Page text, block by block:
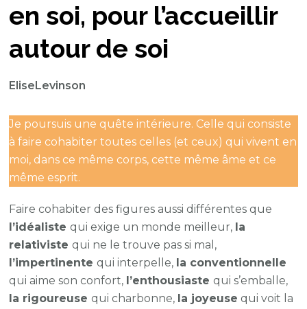
en soi, pour l’accueillir
autour de soi
EliseLevinson
Je poursuis une quête intérieure. Celle qui consiste
à faire cohabiter toutes celles (et ceux) qui vivent en
moi, dans ce même corps, cette même âme et ce
même esprit.
Faire cohabiter des figures aussi différentes que
l’idéalistequi exige un monde meilleur, la
relativistequi ne le trouve pas si mal,
l’impertinentequi interpelle, la conventionnelle
qui aime son confort, l’enthousiastequi s’emballe,
la rigoureusequi charbonne, la joyeuse qui voit la